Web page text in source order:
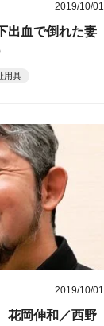
2019/10/01
出血で倒れた妻
用具
2019/10/01
花岡伸和／西野